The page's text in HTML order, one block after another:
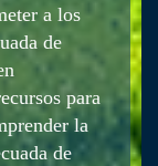
a los
de
para
la
de